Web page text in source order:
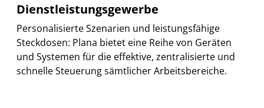
Dienstleistungsgewerbe
Personalisierte Szenarien und leistungsfähige
Steckdosen: Plana bietet eine Reihe von Geräten
und Systemen für die effektive, zentralisierte und
schnelle Steuerung sämtlicher Arbeitsbereiche.